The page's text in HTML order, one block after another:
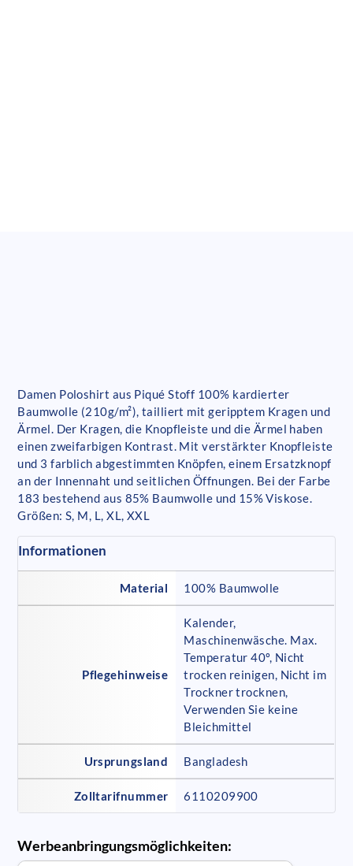
Damen Poloshirt aus Piqué Stoff 100% kardierter
Baumwolle (210g/m²), tailliert mit geripptem Kragen und
Ärmel. Der Kragen, die Knopfleiste und die Ärmel haben
einen zweifarbigen Kontrast. Mit verstärkter Knopfleiste
und 3 farblich abgestimmten Knöpfen, einem Ersatzknopf
an der Innennaht und seitlichen Öffnungen. Bei der Farbe
183 bestehend aus 85% Baumwolle und 15% Viskose.
Größen: S, M, L, XL, XXL
Informationen
Material 100% Baumwolle
Pflegehinweise
Kalender,
Maschinenwäsche. Max.
Temperatur 40º, Nicht
trocken reinigen, Nicht im
Trockner trocknen,
Verwenden Sie keine
Bleichmittel
Ursprungsland Bangladesh
Zolltarifnummer 6110209900
Werbeanbringungsmöglichkeiten: